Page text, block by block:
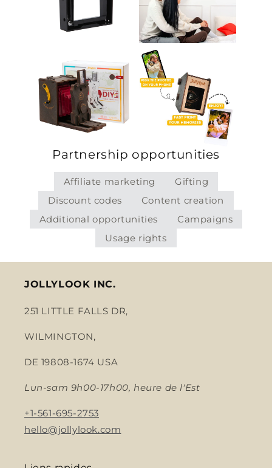
Partnership opportunities
Affiliate marketing
Gifting
Discount codes
Content creation
Additional opportunities
Campaigns
Usage rights
JOLLYLOOK INC.
251 LITTLE FALLS DR,
WILMINGTON,
DE 19808-1674 USA
Lun-sam 9h00-17h00, heure de l'Est
+1-561-695-2753
hello@jollylook.com